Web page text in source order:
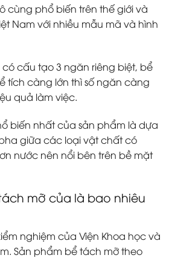
cùng phổ biến trên thế giới và
Nam với nhiều mẫu mã và hình
cấu tạo 3 ngăn riêng biệt, bể
tích càng lớn thì số ngăn càng
quả làm việc.
biến nhất của sản phẩm là dựa
giữa các loại vật chất có
nước nên nổi bên trên bề mặt
mỡ của là bao nhiêu
nghiệm của Viện Khoa học và
Sản phẩm bể tách mỡ theo